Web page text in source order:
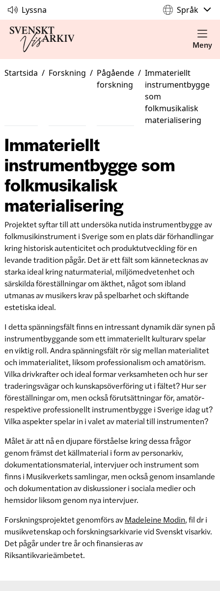
Lyssna Språk
Meny
Startsida / Forskning / Pågående
forskning
/ Immateriellt
instrumentbygge
som
folkmusikalisk
materialisering
Immateriellt
instrumentbygge som
folkmusikalisk
materialisering
Projektet syftar till att undersöka nutida instrumentbygge av
folkmusikinstrument i Sverige som en plats där förhandlingar
kring historisk autenticitet och produktutveckling för en
levande tradition pågår. Det är ett fält som kännetecknas av
starka ideal kring naturmaterial, miljömedvetenhet och
särskilda föreställningar om äkthet, något som ibland
utmanas av musikers krav på spelbarhet och skiftande
estetiska ideal.
I detta spänningsfält finns en intressant dynamik där synen på
instrumentbyggande som ett immateriellt kulturarv spelar
en viktig roll. Andra spänningsfält rör sig mellan materialitet
och immaterialitet, liksom professionalism och amatörism.
Vilka drivkrafter och ideal formar verksamheten och hur ser
traderingsvägar och kunskapsöverföring ut i fältet? Hur ser
föreställningar om, men också förutsättningar för, amatör-
respektive professionellt instrumentbygge i Sverige idag ut?
Vilka aspekter spelar in i valet av material till instrumenten?
Målet är att nå en djupare förståelse kring dessa frågor
genom främst det källmaterial i form av personarkiv,
dokumentationsmaterial, intervjuer och instrument som
finns i Musikverkets samlingar, men också genom insamlande
och dokumentation av diskussioner i sociala medier och
hemsidor liksom genom nya intervjuer.
Forskningsprojektet genomförs avMadeleine Modin, fil dr i
musikvetenskap och forskningsarkivarie vid Svenskt visarkiv.
Det pågår under tre år och finansieras av
Riksantikvarieämbetet.